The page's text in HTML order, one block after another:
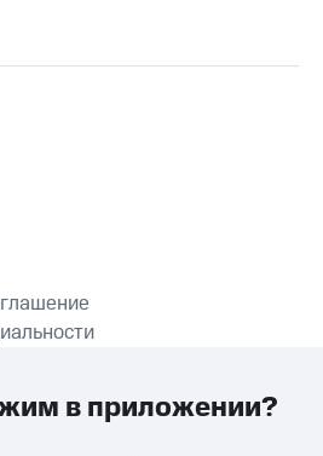
ПРИЛОЖЕНИЕ